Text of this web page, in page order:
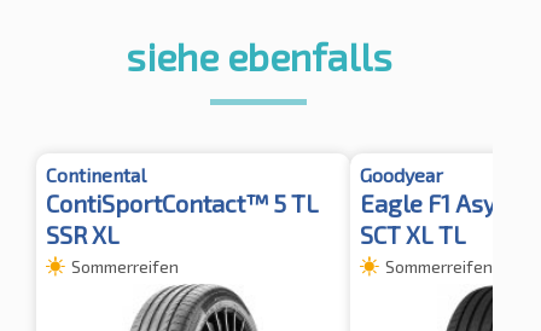
siehe ebenfalls
Continental
ContiSportContact™ 5 TL
SSR XL
Sommerreifen
Goodyear
Eagle F1
SCT XL TL
Sommerreifen